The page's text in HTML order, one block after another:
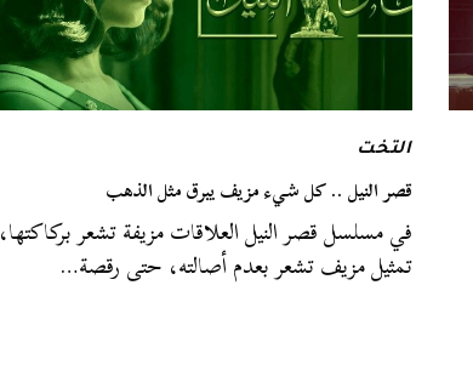
التخت
قصر النيل .. كل شيء مزيف يبرق مثل الذهب
في مسلسل قصر النيل العلاقات مزيفة تشعر بركاكتها،
تمثيل مزيف تشعر بعدم أصالته، حتى رقصة…